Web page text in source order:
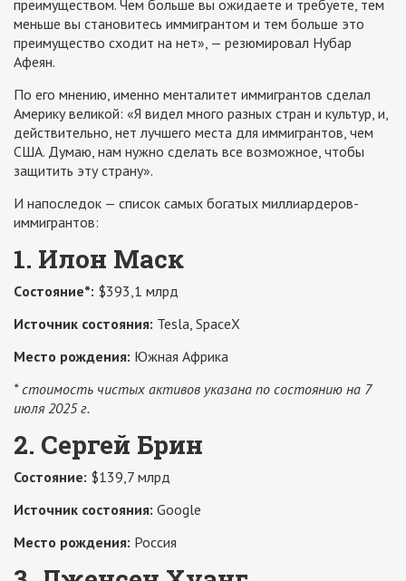
преимуществом. Чем больше вы ожидаете и требуете, тем
меньше вы становитесь иммигрантом и тем больше это
преимущество сходит на нет», — резюмировал Нубар
Афеян.
По его мнению, именно менталитет иммигрантов сделал
Америку великой: «Я видел много разных стран и культур, и,
действительно, нет лучшего места для иммигрантов, чем
США. Думаю, нам нужно сделать все возможное, чтобы
защитить эту страну».
И напоследок — список самых богатых миллиардеров-
иммигрантов:
1. Илон Маск
Cостояние*: $393,1 млрд
Источник состояния: Tesla, SpaceX
Место рождения: Южная Африка
* стоимость чистых активов указана по состоянию на 7
июля 2025 г.
2. Сергей Брин
Состояние: $139,7 млрд
Источник состояния: Google
Место рождения: Россия